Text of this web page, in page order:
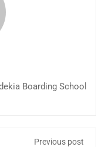
Boarding School
Previous post